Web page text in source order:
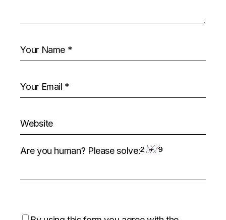
Are you human? Please solve: